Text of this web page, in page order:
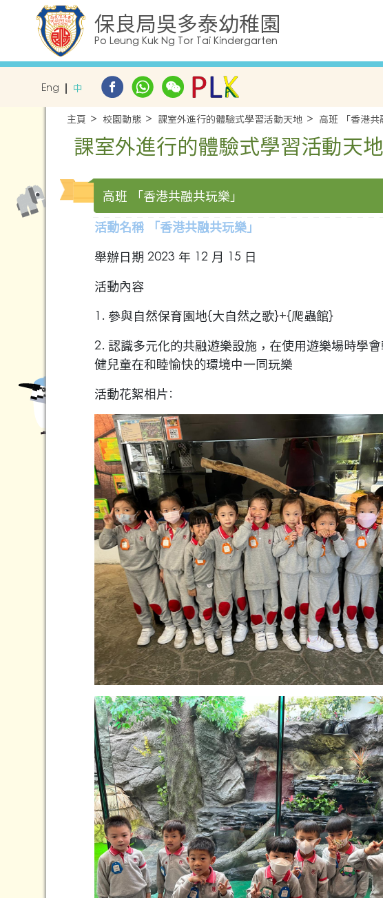
保良局吳多泰幼稚園
Po Leung Kuk Ng Tor Tai Kindergarten
Eng 中
主頁 校園動態 課室外進行的體驗式學習活動天地 高班 「香港共
課室外進行的體驗式學習活動天地
高班 「香港共融共玩樂」
活動名稱 「香港共融共玩樂」
舉辦日期 2023 年 12 月 15 日
活動內容
1. 參與自然保育園地{大自然之歌}+{爬蟲館}
2. 認識多元化的共融遊樂設施，在使用遊樂場時學
健兒童在和睦愉快的環境中一同玩樂
活動花絮相片: